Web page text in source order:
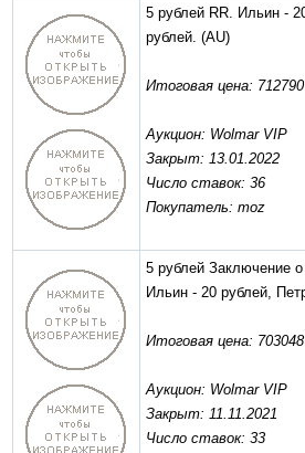
5 рублей RR. Ильин -
рублей. (AU)
Итоговая цена: 712790
Аукцион: Wolmar VIP
Закрыт: 13.01.2022
Число ставок: 36
Покупатель: moz
5 рублей Заключение
Ильин - 20 рублей,
Итоговая цена: 703048
Аукцион: Wolmar VIP
Закрыт: 11.11.2021
Число ставок: 33